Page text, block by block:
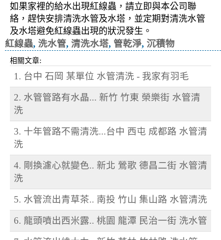
如果家裡的給水出現紅線蟲，請立即與本公司聯
絡，趕快安排清洗水管及水塔，並定期對清洗水管
及水塔避免紅線蟲出現的狀況發生。
紅線蟲, 洗水管, 清洗水塔, 管乾淨, 沉積物
相關文章:
1. 台中 石岡 某單位 水管清洗 - 我家有羽毛
2. 水管管路有水晶... 新竹 竹東 榮樂街 水管清
洗
3. 十年管路不需清洗...台中 西屯 成都路 水管清
洗
4. 剛換濾心就變色.. 新北 鶯歌 德昌二街 水管清
洗
5. 水管流出青草茶.. 南投 竹山 集山路 水管清洗
6. 龍頭噴出西米露.. 桃園 龍潭 民治一街 洗水管